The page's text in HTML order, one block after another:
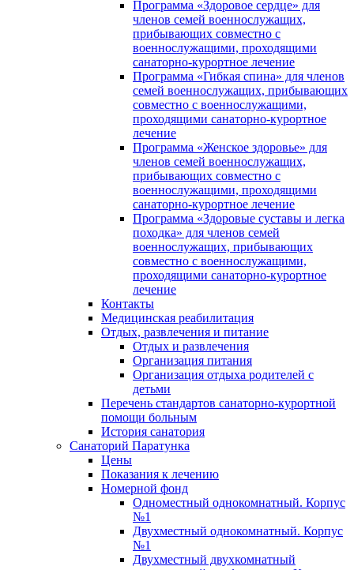
Программа «Здоровое сердце» для
членов семей военнослужащих,
прибывающих совместно с
военнослужащими, проходящими
санаторно-курортное лечение
Программа «Гибкая спина» для членов
семей военнослужащих, прибывающих
совместно с военнослужащими,
проходящими санаторно-курортное
лечение
Программа «Женское здоровье» для
членов семей военнослужащих,
прибывающих совместно с
военнослужащими, проходящими
санаторно-курортное лечение
Программа «Здоровые суставы и легка
походка» для членов семей
военнослужащих, прибывающих
совместно с военнослужащими,
проходящими санаторно-курортное
лечение
Контакты
Медицинская реабилитация
Отдых, развлечения и питание
Отдых и развлечения
Организация питания
Организация отдыха родителей с
детьми
Перечень стандартов санаторно-курортной
помощи больным
История санатория
Санаторий Паратунка
Цены
Показания к лечению
Номерной фонд
Одноместный однокомнатный. Корпус
№1
Двухместный однокомнатный. Корпус
№1
Двухместный двухкомнатный